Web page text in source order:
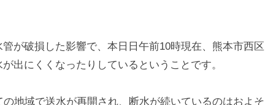
が破損した影響で、本日日午前10時現在、熊本市西区
出にくくなったりしているということです。
地域で送水が再開され、断水が続いているのはおよそ